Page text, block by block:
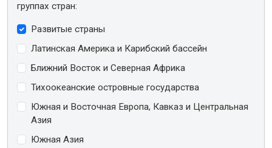
группах стран:
Развитые страны
Латинская Америка и Карибский бассейн
Ближний Восток и Северная Африка
Тихоокеанские островные государства
Южная и Восточная Европа, Кавказ и Центральная
Азия
Южная Азия